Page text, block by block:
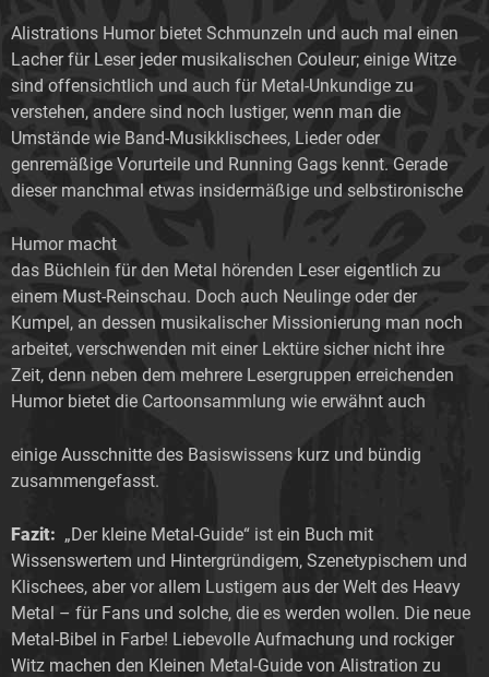
Alistrations Humor bietet Schmunzeln und auch mal einen
Lacher für Leser jeder musikalischen Couleur; einige Witze
sind offensichtlich und auch für Metal-Unkundige zu
verstehen, andere sind noch lustiger, wenn man die
Umstände wie Band-Musikklischees, Lieder oder
genremäßige Vorurteile und Running Gags kennt. Gerade
dieser manchmal etwas insidermäßige und selbstironische
Humor macht
das Büchlein für den Metal hörenden Leser eigentlich zu
einem Must-Reinschau. Doch auch Neulinge oder der
Kumpel, an dessen musikalischer Missionierung man noch
arbeitet, verschwenden mit einer Lektüre sicher nicht ihre
Zeit, denn neben dem mehrere Lesergruppen erreichenden
Humor bietet die Cartoonsammlung wie erwähnt auch
einige Ausschnitte des Basiswissens kurz und bündig
zusammengefasst.
Fazit: „Der kleine Metal-Guide“ ist ein Buch mit
Wissenswertem und Hintergründigem, Szenetypischem und
Klischees, aber vor allem Lustigem aus der Welt des Heavy
Metal – für Fans und solche, die es werden wollen. Die neue
Metal-Bibel in Farbe! Liebevolle Aufmachung und rockiger
Witz machen den Kleinen Metal-Guide von Alistration zu